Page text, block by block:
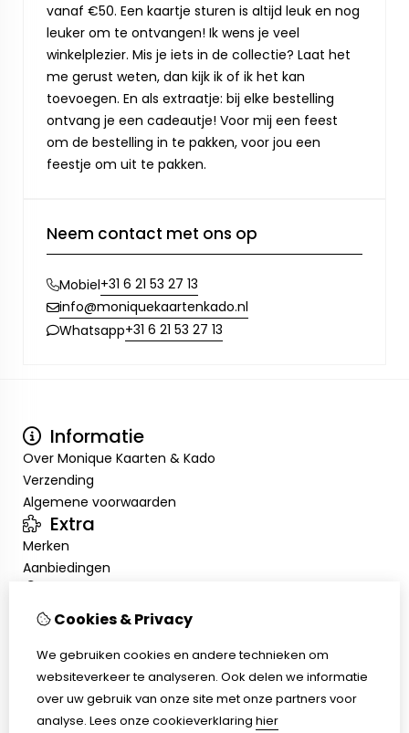
vanaf €50. Een kaartje sturen is altijd leuk en nog
leuker om te ontvangen! Ik wens je veel
winkelplezier. Mis je iets in de collectie? Laat het
me gerust weten, dan kijk ik of ik het kan
toevoegen. En als extraatje: bij elke bestelling
ontvang je een cadeautje! Voor mij een feest
om de bestelling in te pakken, voor jou een
feestje om uit te pakken.
Neem contact met ons op
Mobiel+31 6 21 53 27 13
info@moniquekaartenkado.nl
Whatsapp+31 6 21 53 27 13
Informatie
Over Monique Kaarten & Kado
Verzending
Algemene voorwaarden
Extra
Merken
Aanbiedingen
Inloggen
Nieuwsbrief
Klantenservice
Contact
Sitemap
Cookies & Privacy
We gebruiken cookies en andere technieken om
websiteverkeer te analyseren. Ook delen we informatie
over uw gebruik van onze site met onze partners voor
analyse. Lees onze cookieverklaring hier